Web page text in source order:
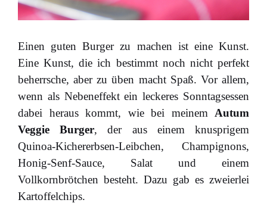
Einen guten Burger zu machen ist eine Kunst.
Eine Kunst, die ich bestimmt noch nicht perfekt
beherrsche, aber zu üben macht Spaß. Vor allem,
wenn als Nebeneffekt ein leckeres Sonntagsessen
dabei heraus kommt, wie bei meinem Autum
Veggie Burger, der aus einem knusprigem
Quinoa-Kichererbsen-Leibchen, Champignons,
Honig-Senf-Sauce, Salat und einem
Vollkornbrötchen besteht. Dazu gab es zweierlei
Kartoffelchips.